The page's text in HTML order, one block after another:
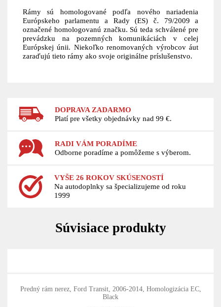
Rámy sú homologované podľa nového nariadenia
Európskeho parlamentu a Rady (ES) č. 79/2009 a
označené homologovanú značku. Sú teda schválené pre
prevádzku na pozemných komunikáciách v celej
Európskej únii. Niekoľko renomovaných výrobcov áut
zaraďujú tieto rámy ako svoje originálne príslušenstvo.
DOPRAVA ZADARMO
Platí pre všetky objednávky nad 99 €.
RADI VÁM PORADÍME
Odborne poradíme a pomôžeme s výberom.
VYŠE 26 ROKOV SKÚSENOSTÍ
Na autodoplnky sa špecializujeme od roku
1999
Súvisiace produkty
Predný rám nerez, Ford Transit, 2006-2014, Homologizácia EC,
Black